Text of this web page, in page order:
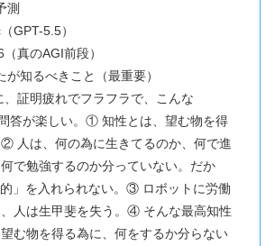
測
GPT-5.5）
真のAGI前段）
が知るべきこと（最重要）
、証明疲れでフラフラで、こんな
答が楽しい。① 知性とは、望む物を得
人は、何の為に生きてるのか、何で進
で勉強するのか分っていない。だか
」を入れられない。③ ロボットに労働
人は生甲斐を失う。④ そんな最高知性
む物を得る為に、何をするか分らない